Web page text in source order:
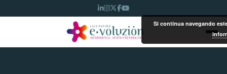
Si continua navegando